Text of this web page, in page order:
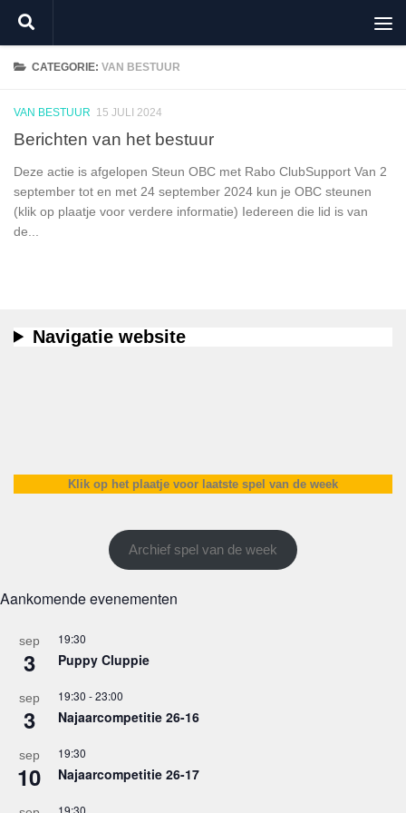
Doorgaan naar inhoud
CATEGORIE:VAN BESTUUR
VAN BESTUUR 15 JULI 2024
Berichten van het bestuur
Deze actie is afgelopen Steun OBC met Rabo ClubSupport Van 2
september tot en met 24 september 2024 kun je OBC steunen
(klik op plaatje voor verdere informatie) Iedereen die lid is van
de...
Navigatie website
Klik op het plaatje voor laatste spel van de week
Archief spel van de week
Aankomende evenementen
sep
3
19:30
Puppy Cluppie
sep
3
19:30 -23:00
Najaarcompetitie 26-16
sep
10
19:30
Najaarcompetitie 26-17